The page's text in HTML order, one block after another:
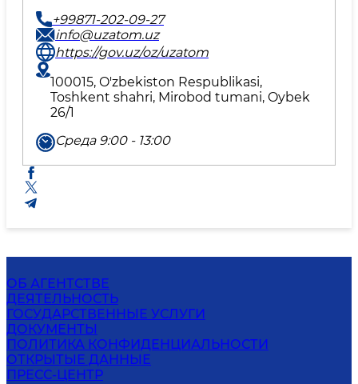
+99871-202-09-27
info@uzatom.uz
https://gov.uz/oz/uzatom
100015, O'zbekiston Respublikasi,
Toshkent shahri, Mirobod tumani, Oybek
26/1
Среда 9:00 - 13:00
ОБ АГЕНТСТВЕ
ДЕЯТЕЛЬНОСТЬ
ГОСУДАРСТВЕННЫЕ УСЛУГИ
ДОКУМЕНТЫ
ПОЛИТИКА КОНФИДЕНЦИАЛЬНОСТИ
ОТКРЫТЫЕ ДАННЫЕ
ПРЕСС-ЦЕНТР